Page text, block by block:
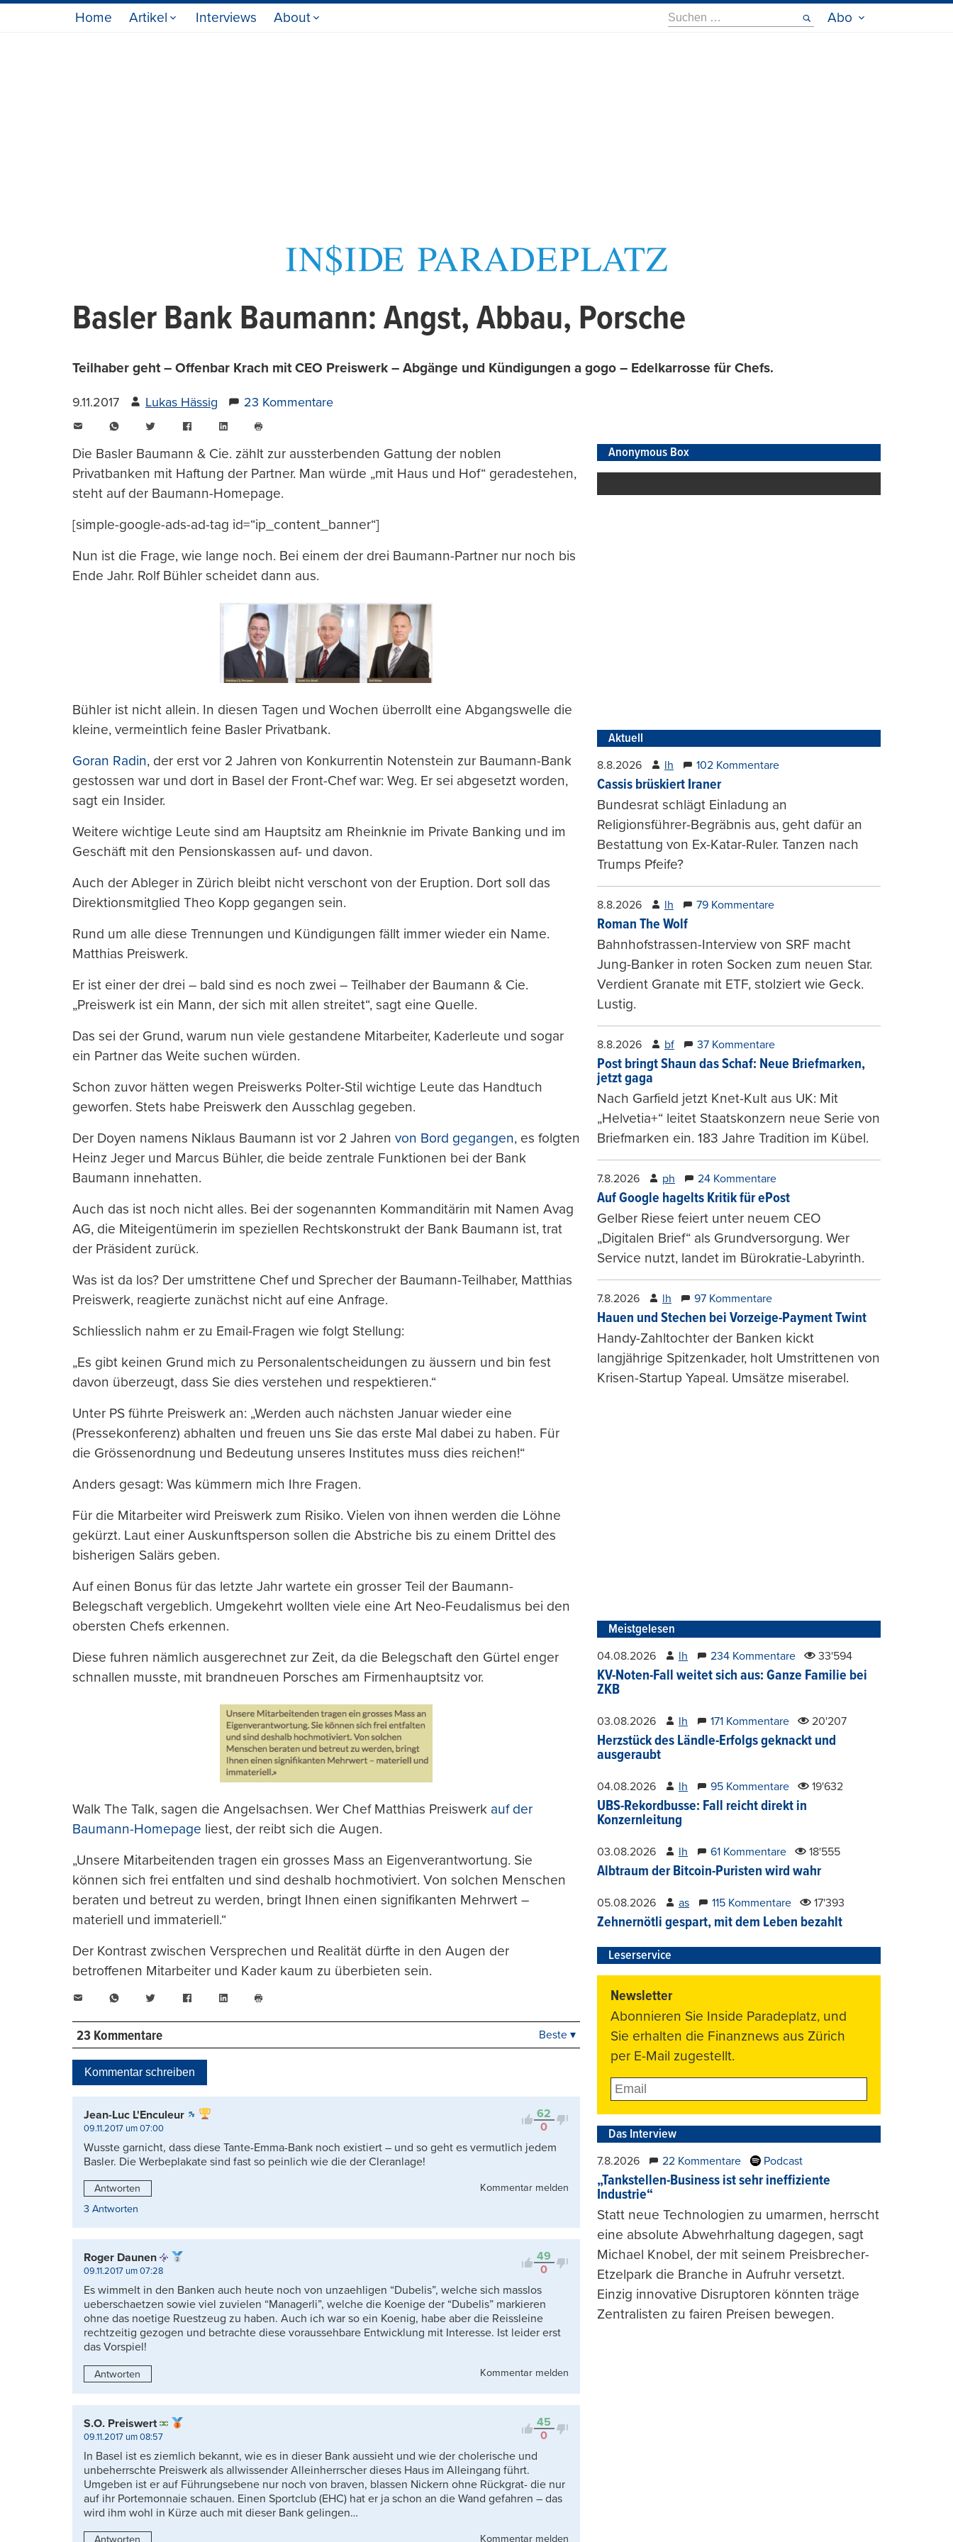
Home Artikel Interviews About
Suche
nach:
Abo
Basler Bank Baumann: Angst, Abbau, Porsche
Teilhaber geht – Offenbar Krach mit CEO Preiswerk – Abgänge und Kündigungen a gogo – Edelkarrosse für Chefs.
9.11.2017 Lukas Hässig 23 Kommentare
WhatsAppTwitter FacebookLinkedIn
drucken
Die Basler Baumann & Cie. zählt zur aussterbenden Gattung der noblen
Privatbanken mit Haftung der Partner. Man würde „mit Haus und Hof“ geradestehen,
steht auf der Baumann-Homepage.
[simple-google-ads-ad-tag id=“ip_content_banner“]
Nun ist die Frage, wie lange noch. Bei einem der drei Baumann-Partner nur noch bis
Ende Jahr. Rolf Bühler scheidet dann aus.
Bühler ist nicht allein. In diesen Tagen und Wochen überrollt eine Abgangswelle die
kleine, vermeintlich feine Basler Privatbank.
Goran Radin, der erst vor 2 Jahren von Konkurrentin Notenstein zur Baumann-Bank
gestossen war und dort in Basel der Front-Chef war: Weg. Er sei abgesetzt worden,
sagt ein Insider.
Weitere wichtige Leute sind am Hauptsitz am Rheinknie im Private Banking und im
Geschäft mit den Pensionskassen auf- und davon.
Auch der Ableger in Zürich bleibt nicht verschont von der Eruption. Dort soll das
Direktionsmitglied Theo Kopp gegangen sein.
Rund um alle diese Trennungen und Kündigungen fällt immer wieder ein Name.
Matthias Preiswerk.
Er ist einer der drei – bald sind es noch zwei – Teilhaber der Baumann & Cie.
„Preiswerk ist ein Mann, der sich mit allen streitet“, sagt eine Quelle.
Das sei der Grund, warum nun viele gestandene Mitarbeiter, Kaderleute und sogar
ein Partner das Weite suchen würden.
Schon zuvor hätten wegen Preiswerks Polter-Stil wichtige Leute das Handtuch
geworfen. Stets habe Preiswerk den Ausschlag gegeben.
Der Doyen namens Niklaus Baumann ist vor 2 Jahren von Bord gegangen, es folgten
Heinz Jeger und Marcus Bühler, die beide zentrale Funktionen bei der Bank
Baumann innehatten.
Auch das ist noch nicht alles. Bei der sogenannten Kommanditärin mit Namen Avag
AG, die Miteigentümerin im speziellen Rechtskonstrukt der Bank Baumann ist, trat
der Präsident zurück.
Was ist da los? Der umstrittene Chef und Sprecher der Baumann-Teilhaber, Matthias
Preiswerk, reagierte zunächst nicht auf eine Anfrage.
Schliesslich nahm er zu Email-Fragen wie folgt Stellung:
„Es gibt keinen Grund mich zu Personalentscheidungen zu äussern und bin fest
davon überzeugt, dass Sie dies verstehen und respektieren.“
Unter PS führte Preiswerk an: „Werden auch nächsten Januar wieder eine
(Pressekonferenz) abhalten und freuen uns Sie das erste Mal dabei zu haben. Für
die Grössenordnung und Bedeutung unseres Institutes muss dies reichen!“
Anders gesagt: Was kümmern mich Ihre Fragen.
Für die Mitarbeiter wird Preiswerk zum Risiko. Vielen von ihnen werden die Löhne
gekürzt. Laut einer Auskunftsperson sollen die Abstriche bis zu einem Drittel des
bisherigen Salärs geben.
Auf einen Bonus für das letzte Jahr wartete ein grosser Teil der Baumann-
Belegschaft vergeblich. Umgekehrt wollten viele eine Art Neo-Feudalismus bei den
obersten Chefs erkennen.
Diese fuhren nämlich ausgerechnet zur Zeit, da die Belegschaft den Gürtel enger
schnallen musste, mit brandneuen Porsches am Firmenhauptsitz vor.
Walk The Talk, sagen die Angelsachsen. Wer Chef Matthias Preiswerk auf der
Baumann-Homepage liest, der reibt sich die Augen.
„Unsere Mitarbeitenden tragen ein grosses Mass an Eigenverantwortung. Sie
können sich frei entfalten und sind deshalb hochmotiviert. Von solchen Menschen
beraten und betreut zu werden, bringt Ihnen einen signifikanten Mehrwert –
materiell und immateriell.“
Der Kontrast zwischen Versprechen und Realität dürfte in den Augen der
betroffenen Mitarbeiter und Kader kaum zu überbieten sein.
WhatsAppTwitter FacebookLinkedIn
drucken
23 Kommentare
Kontrovers
Beste ▾
Kommentar schreiben
62
0
Jean-Luc L'Enculeur
09.11.2017 um 07:00
Wusste garnicht, dass diese Tante-Emma-Bank noch existiert – und so geht es vermutlich jedem
Basler. Die Werbeplakate sind fast so peinlich wie die der Cleranlage!
Antworten
Kommentar melden
3 Antworten
49
0
Roger Daunen
09.11.2017 um 07:28
Es wimmelt in den Banken auch heute noch von unzaehligen “Dubelis”, welche sich masslos
ueberschaetzen sowie viel zuvielen “Managerli”, welche die Koenige der “Dubelis” markieren
ohne das noetige Ruestzeug zu haben. Auch ich war so ein Koenig, habe aber die Reissleine
rechtzeitig gezogen und betrachte diese voraussehbare Entwicklung mit Interesse. Ist leider erst
das Vorspiel!
Antworten Kommentar melden
45
0
S.O. Preiswert
09.11.2017 um 08:57
In Basel ist es ziemlich bekannt, wie es in dieser Bank aussieht und wie der cholerische und
unbeherrschte Preiswerk als allwissender Alleinherrscher dieses Haus im Alleingang führt.
Umgeben ist er auf Führungsebene nur noch von braven, blassen Nickern ohne Rückgrat- die nur
auf ihr Portemonnaie schauen. Einen Sportclub (EHC) hat er ja schon an die Wand gefahren – das
wird ihm wohl in Kürze auch mit dieser Bank gelingen…
Kommentar melden
Anonymous Box
Aktuell
8.8.2026 lh 102 Kommentare
Cassis brüskiert Iraner
Bundesrat schlägt Einladung an
Religionsführer-Begräbnis aus, geht dafür an
Bestattung von Ex-Katar-Ruler. Tanzen nach
Trumps Pfeife?
8.8.2026 lh 79 Kommentare
Roman The Wolf
Bahnhofstrassen-Interview von SRF macht
Jung-Banker in roten Socken zum neuen Star.
Verdient Granate mit ETF, stolziert wie Geck.
Lustig.
8.8.2026 bf 37 Kommentare
Post bringt Shaun das Schaf: Neue Briefmarken,
jetzt gaga
Nach Garfield jetzt Knet-Kult aus UK: Mit
„Helvetia+“ leitet Staatskonzern neue Serie von
Briefmarken ein. 183 Jahre Tradition im Kübel.
7.8.2026 ph 24 Kommentare
Auf Google hagelts Kritik für ePost
Gelber Riese feiert unter neuem CEO
„Digitalen Brief“ als Grundversorgung. Wer
Service nutzt, landet im Bürokratie-Labyrinth.
7.8.2026 lh 97 Kommentare
Hauen und Stechen bei Vorzeige-Payment Twint
Handy-Zahltochter der Banken kickt
langjährige Spitzenkader, holt Umstrittenen von
Krisen-Startup Yapeal. Umsätze miserabel.
Meistgelesen
04.08.2026 lh 234 Kommentare 33'594
KV-Noten-Fall weitet sich aus: Ganze Familie bei
ZKB
03.08.2026 lh 171 Kommentare 20'207
Herzstück des Ländle-Erfolgs geknackt und
ausgeraubt
04.08.2026 lh 95 Kommentare 19'632
UBS-Rekordbusse: Fall reicht direkt in
Konzernleitung
03.08.2026 lh 61 Kommentare 18'555
Albtraum der Bitcoin-Puristen wird wahr
05.08.2026 as 115 Kommentare 17'393
Zehnernötli gespart, mit dem Leben bezahlt
Leserservice
Newsletter
Abonnieren Sie Inside Paradeplatz, und
Sie erhalten die Finanznews aus Zürich
per E-Mail zugestellt.
Das Interview
7.8.2026 22 Kommentare Podcast
„Tankstellen-Business ist sehr ineffiziente
Industrie“
Statt neue Technologien zu umarmen, herrscht
eine absolute Abwehrhaltung dagegen, sagt
Michael Knobel, der mit seinem Preisbrecher-
Etzelpark die Branche in Aufruhr versetzt.
Einzig innovative Disruptoren könnten träge
Zentralisten zu fairen Preisen bewegen.